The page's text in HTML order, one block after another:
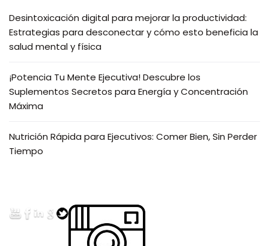
Desintoxicación digital para mejorar la productividad:
Estrategias para desconectar y cómo esto beneficia la
salud mental y física
¡Potencia Tu Mente Ejecutiva! Descubre los
Suplementos Secretos para Energía y Concentración
Máxima
Nutrición Rápida para Ejecutivos: Comer Bien, Sin Perder
Tiempo